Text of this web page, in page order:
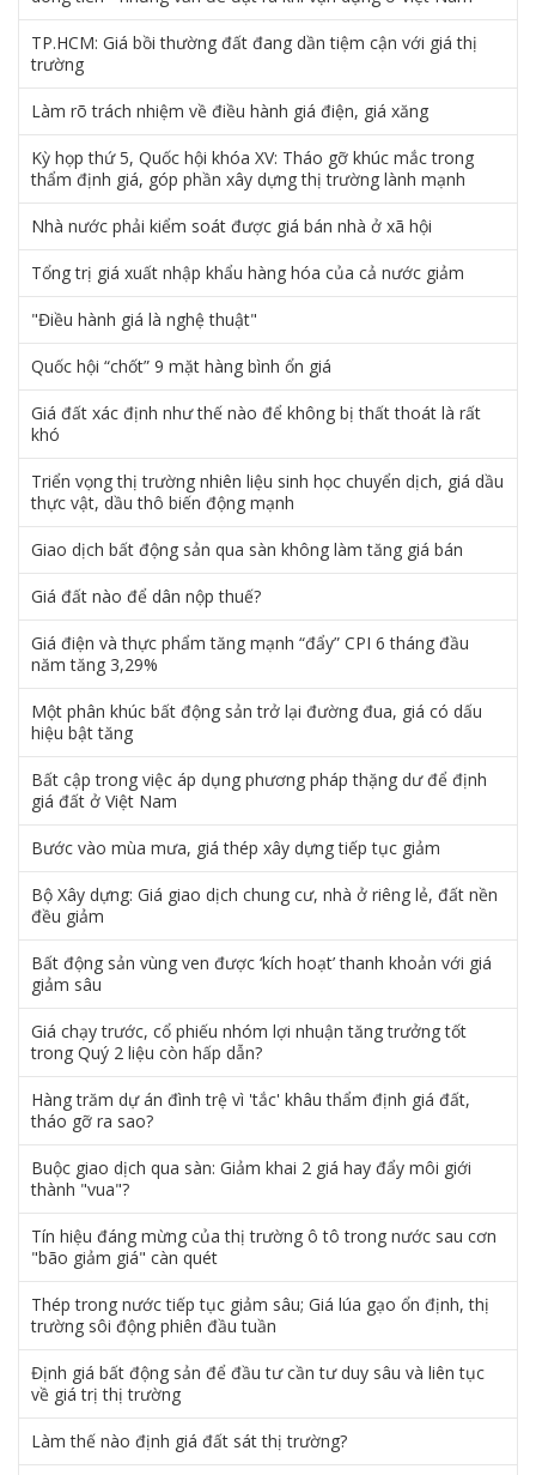
TP.HCM: Giá bồi thường đất đang dần tiệm cận với giá thị
trường
Làm rõ trách nhiệm về điều hành giá điện, giá xăng
Kỳ họp thứ 5, Quốc hội khóa XV: Tháo gỡ khúc mắc trong
thẩm định giá, góp phần xây dựng thị trường lành mạnh
Nhà nước phải kiểm soát được giá bán nhà ở xã hội
Tổng trị giá xuất nhập khẩu hàng hóa của cả nước giảm
"Điều hành giá là nghệ thuật"
Quốc hội “chốt” 9 mặt hàng bình ổn giá
Giá đất xác định như thế nào để không bị thất thoát là rất
khó
Triển vọng thị trường nhiên liệu sinh học chuyển dịch, giá dầu
thực vật, dầu thô biến động mạnh
Giao dịch bất động sản qua sàn không làm tăng giá bán
Giá đất nào để dân nộp thuế?
Giá điện và thực phẩm tăng mạnh “đẩy” CPI 6 tháng đầu
năm tăng 3,29%
Một phân khúc bất động sản trở lại đường đua, giá có dấu
hiệu bật tăng
Bất cập trong việc áp dụng phương pháp thặng dư để định
giá đất ở Việt Nam
Bước vào mùa mưa, giá thép xây dựng tiếp tục giảm
Bộ Xây dựng: Giá giao dịch chung cư, nhà ở riêng lẻ, đất nền
đều giảm
Bất động sản vùng ven được ‘kích hoạt’ thanh khoản với giá
giảm sâu
Giá chạy trước, cổ phiếu nhóm lợi nhuận tăng trưởng tốt
trong Quý 2 liệu còn hấp dẫn?
Hàng trăm dự án đình trệ vì 'tắc' khâu thẩm định giá đất,
tháo gỡ ra sao?
Buộc giao dịch qua sàn: Giảm khai 2 giá hay đẩy môi giới
thành "vua"?
Tín hiệu đáng mừng của thị trường ô tô trong nước sau cơn
"bão giảm giá" càn quét
Thép trong nước tiếp tục giảm sâu; Giá lúa gạo ổn định, thị
trường sôi động phiên đầu tuần
Định giá bất động sản để đầu tư cần tư duy sâu và liên tục
về giá trị thị trường
Làm thế nào định giá đất sát thị trường?